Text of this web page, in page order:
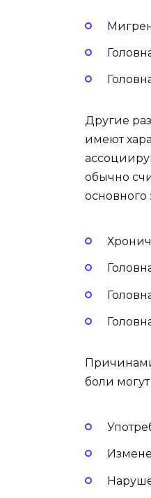
Другие
имеют
обычно
основного
боли